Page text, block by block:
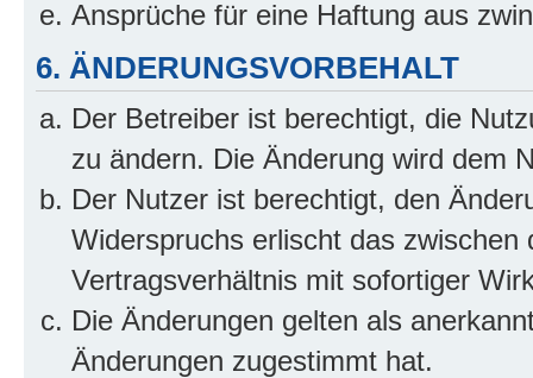
Ansprüche für eine Haftung aus
6. ÄNDERUNGSVORBEHALT
Der Betreiber ist berechtigt, die
zu ändern. Die Änderung wird dem
Der Nutzer ist berechtigt, den
Widerspruchs erlischt das
Vertragsverhältnis mit sofortiger
Die Änderungen gelten als
Änderungen zugestimmt hat.